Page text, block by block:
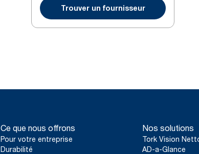
Trouver un fournisseur
Ce que nous offrons
Pour votre entreprise
Durabilité
Nos solutions
Tork Vision
AD-a-Glance